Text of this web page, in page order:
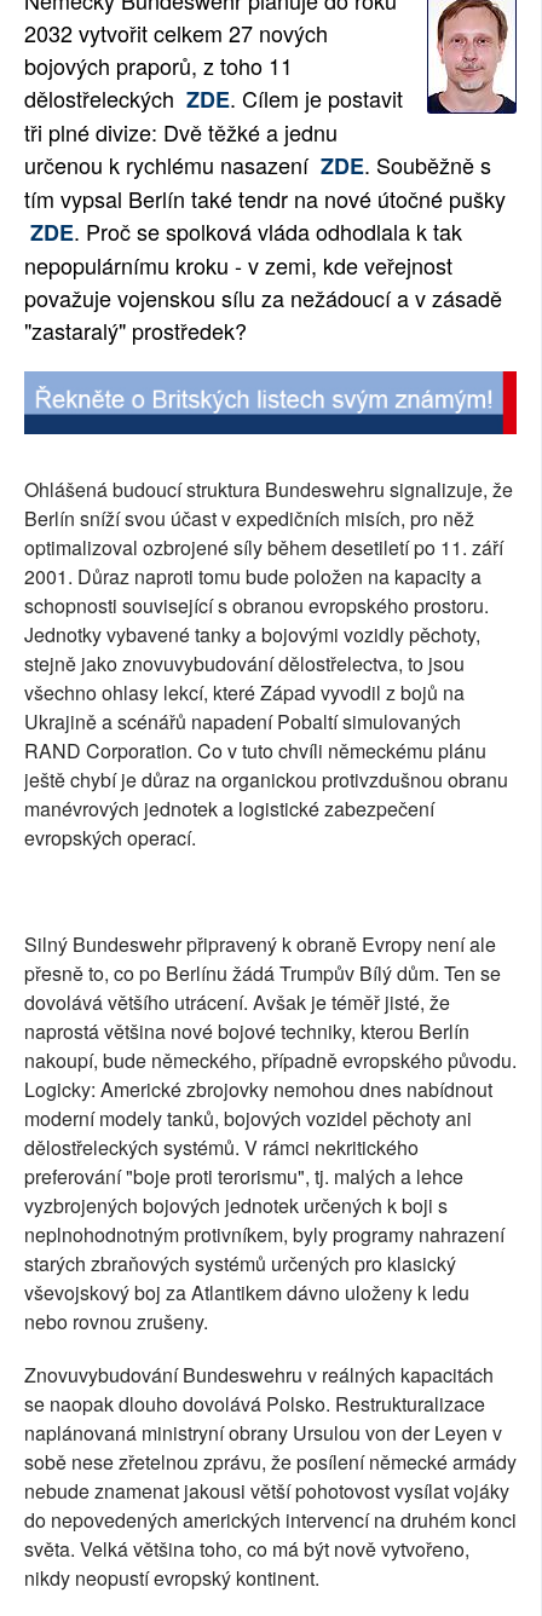
SOCIÁLNÍ SÍTĚ
RUBRIKY
PLNÁ VERZE STRÁNEK
2032 vytvořit celkem 27 nových
bojových praporů, z toho 11
dělostřeleckých ZDE. Cílem je postavit
tři plné divize: Dvě těžké a jednu
určenou k rychlému nasazení ZDE. Souběžně s
tím vypsal Berlín také tendr na nové útočné pušky
ZDE. Proč se spolková vláda odhodlala k tak
nepopulárnímu kroku - v zemi, kde veřejnost
považuje vojenskou sílu za nežádoucí a v zásadě
"zastaralý" prostředek?
Ohlášená budoucí struktura Bundeswehru signalizuje, že
Berlín sníží svou účast v expedičních misích, pro něž
optimalizoval ozbrojené síly během desetiletí po 11. září
2001. Důraz naproti tomu bude položen na kapacity a
schopnosti související s obranou evropského prostoru.
Jednotky vybavené tanky a bojovými vozidly pěchoty,
stejně jako znovuvybudování dělostřelectva, to jsou
všechno ohlasy lekcí, které Západ vyvodil z bojů na
Ukrajině a scénářů napadení Pobaltí simulovaných
RAND Corporation. Co v tuto chvíli německému plánu
ještě chybí je důraz na organickou protivzdušnou obranu
manévrových jednotek a logistické zabezpečení
evropských operací.
Silný Bundeswehr připravený k obraně Evropy není ale
přesně to, co po Berlínu žádá Trumpův Bílý dům. Ten se
dovolává většího utrácení. Avšak je téměř jisté, že
naprostá většina nové bojové techniky, kterou Berlín
nakoupí, bude německého, případně evropského původu.
Logicky: Americké zbrojovky nemohou dnes nabídnout
moderní modely tanků, bojových vozidel pěchoty ani
dělostřeleckých systémů. V rámci nekritického
preferování "boje proti terorismu", tj. malých a lehce
vyzbrojených bojových jednotek určených k boji s
neplnohodnotným protivníkem, byly programy nahrazení
starých zbraňových systémů určených pro klasický
vševojskový boj za Atlantikem dávno uloženy k ledu
nebo rovnou zrušeny.
Znovuvybudování Bundeswehru v reálných kapacitách
se naopak dlouho dovolává Polsko. Restrukturalizace
naplánovaná ministryní obrany Ursulou von der Leyen v
sobě nese zřetelnou zprávu, že posílení německé armády
nebude znamenat jakousi větší pohotovost vysílat vojáky
do nepovedených amerických intervencí na druhém konci
světa. Velká většina toho, co má být nově vytvořeno,
nikdy neopustí evropský kontinent.